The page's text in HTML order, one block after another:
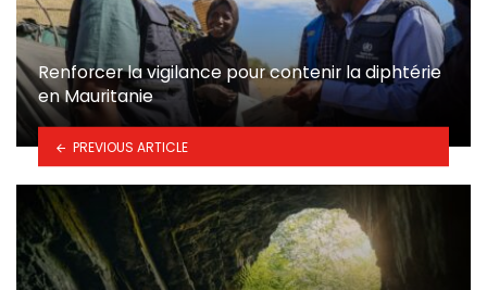
Renforcer la vigilance pour contenir la diphtérie
en Mauritanie
PREVIOUS ARTICLE